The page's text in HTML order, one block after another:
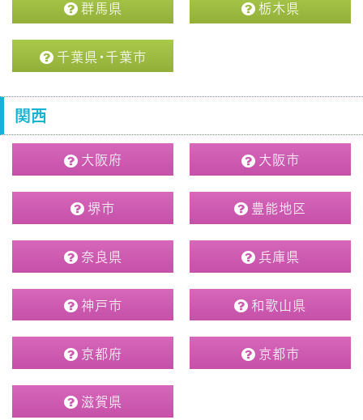
群馬県 栃木県
千葉県・千葉市
関西
大阪府 大阪市
堺市 豊能地区
奈良県 兵庫県
神戸市 和歌山県
京都府 京都市
滋賀県